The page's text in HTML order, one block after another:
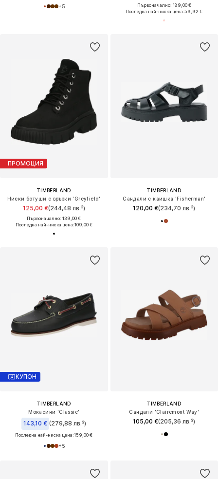
+5
Първоначално: 189,00 €
Последна най-ниска цена:59,92 €
ПРОМОЦИЯ
TIMBERLAND
Ниски ботуши с връзки 'Greyfield'
125,00 €(244,48 лв.³)
Първоначално: 139,00 €
Последна най-ниска цена:109,00 €
TIMBERLAND
Сандали с каишка 'Fisherman'
120,00 €(234,70 лв.³)
КУПОН
TIMBERLAND
Мокасини 'Classic'
143,10 € (279,88 лв.³)
Последна най-ниска цена:159,00 €
+5
TIMBERLAND
Сандали 'Clairemont Way'
105,00 €(205,36 лв.³)